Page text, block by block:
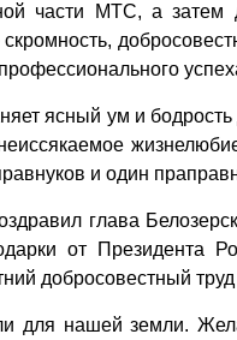
части МТС, а затем
ясный ум и
неиссякаемое
и один
глава
от Президента
добросовестный
для нашей земли.